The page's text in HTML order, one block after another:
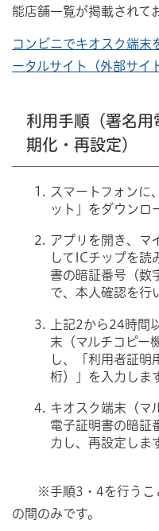
能店舗一覧が掲載されて
コンビニでキオスク端末
ータルサイト（外部サイ
利用手順（署名
期化・再設定）
スマートフォンに
ット」をダウンロ
アプリを開き、マ
してICチップを読
書の暗証番号（数
で、本人確認を行
上記2から24時間
末（マルチコピー
し、「利用者証明
桁）」を入力しま
キオスク端末（マ
電子証明書の暗証
力し、再設定しま
※手順3・4を行うこ
の間のみです。